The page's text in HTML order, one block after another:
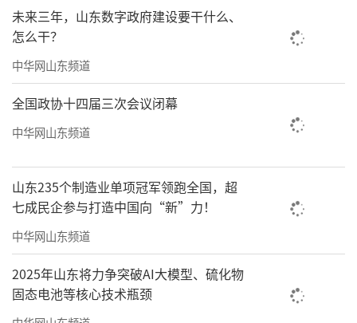
未来三年，山东数字政府建设要干什么、
怎么干？
中华网山东频道
全国政协十四届三次会议闭幕
中华网山东频道
山东235个制造业单项冠军领跑全国，超
七成民企参与打造中国向“新”力！
中华网山东频道
2025年山东将力争突破AI大模型、硫化物
固态电池等核心技术瓶颈